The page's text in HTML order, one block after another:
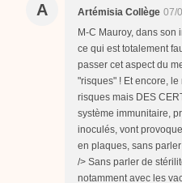
A Artémisia Collège 07/
M-C Mauroy, dans
ce qui est totalement
passer cet aspect du
"risques" ! Et encore,
risques mais DES
système immunitaire,
inoculés, vont
en plaques, sans
/> Sans parler de
notamment avec les